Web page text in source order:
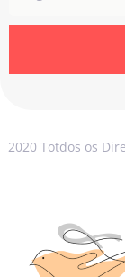
2020 Totdos os